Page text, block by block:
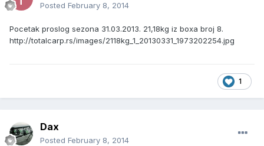
Posted February 8, 2014
Pocetak proslog sezona 31.03.2013. 21,18kg iz boxa broj 8.
http://totalcarp.rs/images/2118kg_1_20130331_1973202254.jpg
1
Dax
Posted February 8, 2014